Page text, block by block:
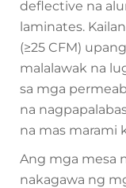
deflective na
laminates.
(≥25 CFM)
malalawak na
sa mga
na
na mas marami
Ang mga mesa
nakagawa ng